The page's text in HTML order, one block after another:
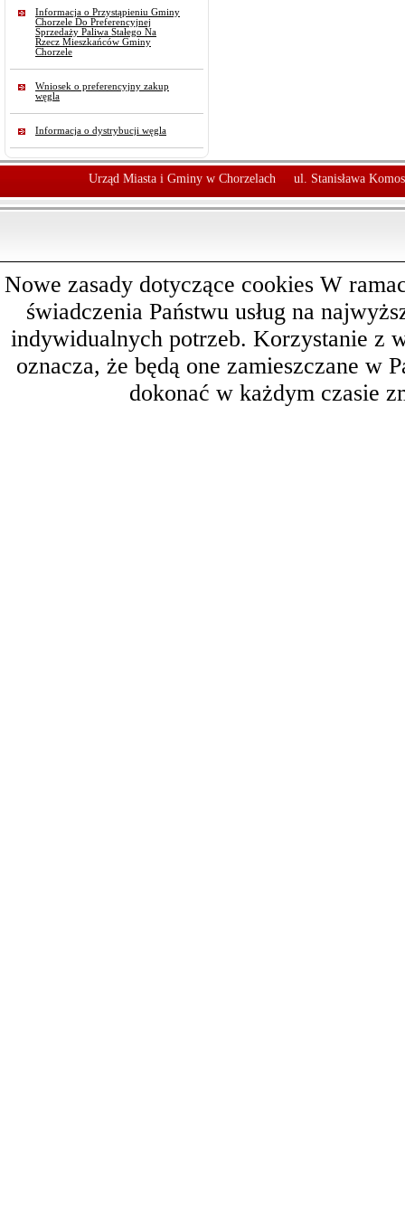
Informacja o Przystąpieniu Gminy
Chorzele Do Preferencyjnej
Sprzedaży Paliwa Stałego Na
Rzecz Mieszkańców Gminy
Chorzele
Wniosek o preferencyjny zakup
węgla
Informacja o dystrybucji węgla
Urząd Miasta i Gminy w Chorzelach ul. Stanisława
Nowe zasady dotyczące cookies W
świadczenia Państwu usług na
indywidualnych potrzeb. Korzystanie z
oznacza, że będą one zamieszczane w
dokonać w każdym czasie